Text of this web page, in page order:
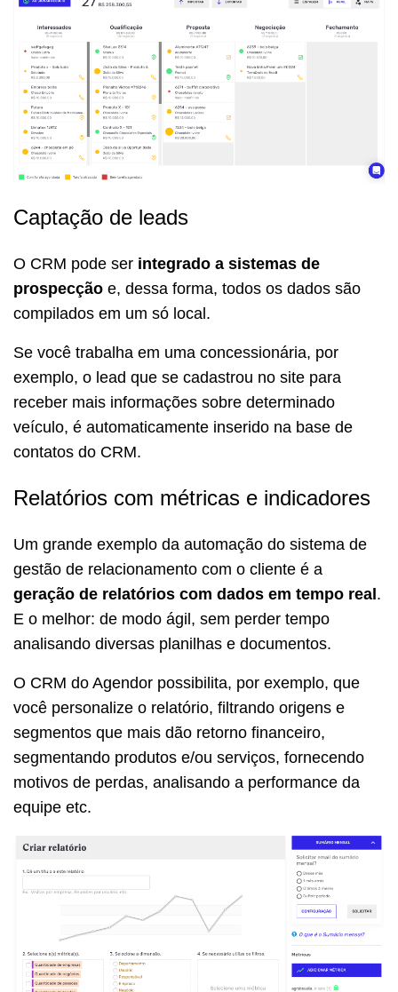
Captação de leads
O CRM pode ser integrado a sistemas de
prospecção e, dessa forma, todos os dados são
compilados em um só local.
Se você trabalha em uma concessionária, por
exemplo, o lead que se cadastrou no site para
receber mais informações sobre determinado
veículo, é automaticamente inserido na base de
contatos do CRM.
Relatórios com métricas e indicadores
Um grande exemplo da automação do sistema de
gestão de relacionamento com o cliente é a
geração de relatórios com dados em tempo real.
E o melhor: de modo ágil, sem perder tempo
analisando diversas planilhas e documentos.
O CRM do Agendor possibilita, por exemplo, que
você personalize o relatório, filtrando origens e
segmentos que mais dão retorno financeiro,
segmentando produtos e/ou serviços, fornecendo
motivos de perdas, analisando a performance da
equipe etc.